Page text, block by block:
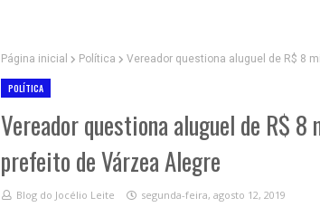
Página inicial Política Vereador questiona aluguel de R$ 8
POLÍTICA
Vereador questiona aluguel de R$ 8
prefeito de Várzea Alegre
Blog do Jocélio Leite segunda-feira, agosto 12, 2019